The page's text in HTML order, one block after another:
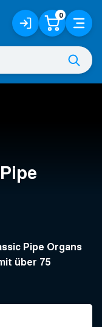
Anmelden
/
Registrieren
0 Menü
Pipe Organs
über 75